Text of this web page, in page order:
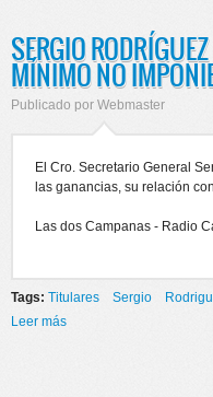
SERGIO
MÍNIMO NO
Publicado por Webmaster
El Cro. Secretario General
las ganancias, su relación
Las dos Campanas - Radio
Tags: Titulares Sergio
Leer más